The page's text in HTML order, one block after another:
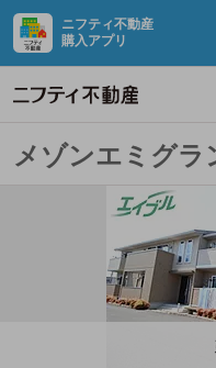
ニフティ不動産
購入アプリ
メゾンエミグラ